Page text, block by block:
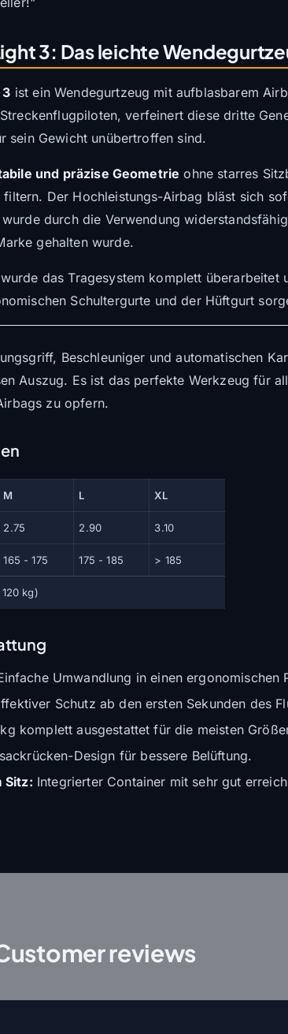
3: Das leichte
ist ein Wendegurtzeug mit aufblasbarem
verfeinert diese dritte
sein Gewicht unübertroffen sind.
und präzise Geometrie ohne starres
filtern. Der Hochleistungs-Airbag bläst sich
durch die Verwendung
gehalten wurde.
das Tragesystem komplett
Schultergurte und der Hüftgurt
Beschleuniger und automatischen
Auszug. Es ist das perfekte Werkzeug für
zu opfern.
M L XL
2.75 2.90 3.10
165 - 175 175 - 185 > 185
kg)
Umwandlung in einen ergonomischen
Schutz ab den ersten Sekunden des
komplett ausgestattet für die meisten
Design für bessere Belüftung.
Sitz: Integrierter Container mit sehr gut
reviews